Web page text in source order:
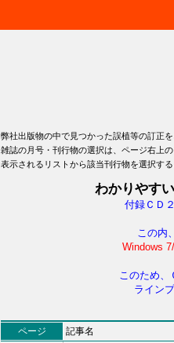
弊社出版物の中で見つかった誤植等の訂正
雑誌の月号・刊行物の選択は、ページ右上の
表示されるリストから該当刊行物を選択する
わかりやす
付録ＣＤ
この内、
Windows
このため、
ライン
ページ
記事名